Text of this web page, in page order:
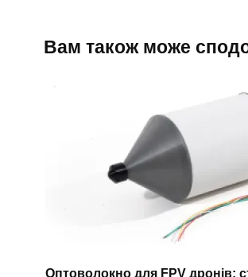
Вам також може
Оптоволокно для FPV дронів: